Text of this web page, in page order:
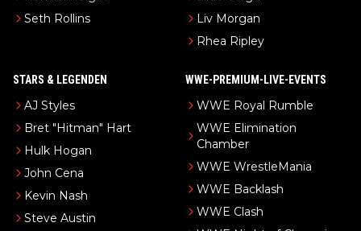
Seth Rollins
Liv Morgan
Rhea Ripley
STARS & LEGENDEN
AJ Styles
Bret "Hitman" Hart
Hulk Hogan
John Cena
Kevin Nash
Steve Austin
WWE-PREMIUM-LIVE-EVENTS
WWE Royal Rumble
WWE Elimination
Chamber
WWE WrestleMania
WWE Backlash
WWE Clash